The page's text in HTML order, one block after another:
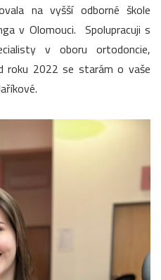
na vyšší odborné škole
v Olomouci. Spolupracuji s
v oboru ortodoncie,
roku 2022 se starám o vaše